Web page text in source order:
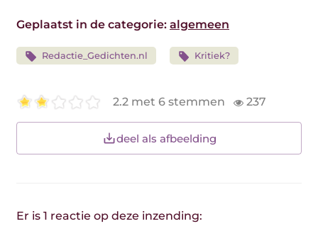
Geplaatst in de categorie: algemeen
Redactie_Gedichten.nl Kritiek?
2.2 met 6 stemmen 237
deel als afbeelding
Er is 1 reactie op deze inzending: